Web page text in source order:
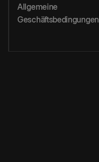
Allgemeine
Geschäftsbedingungen